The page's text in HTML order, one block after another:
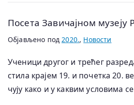
Посета Завичајном музеју
Објављено под2020., Новости
Ученици другог и трећег
стила крајем 19. и почетка 20.
чују како и у каквим условима